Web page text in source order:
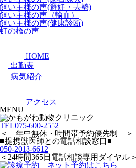
飼い主様の声(避妊・去勢)
飼い主様の声（輸血）
飼い主様の声(健康診断)
虹の橋の声
HOME
出勤表
病気紹介
アクセス
MENU
TEL075-600-2552
＜ 年中無休・時間帯予約優先制 ＞
■提携獣医師との電話相談窓口■
050-2018-6612
＜24時間365日電話相談専用ダイヤル＞